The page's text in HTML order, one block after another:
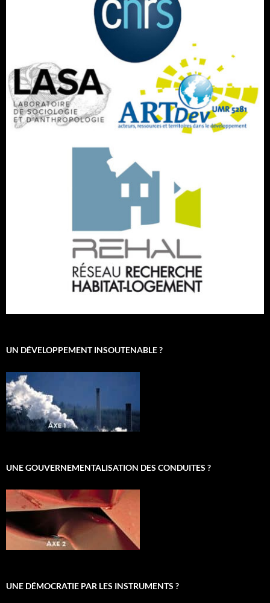
UN DÉVELOPPEMENT INSOUTENABLE ?
UNE GOUVERNEMENTALISATION DES CONDUITES ?
UNE DÉMOCRATIE PAR LES INSTRUMENTS ?